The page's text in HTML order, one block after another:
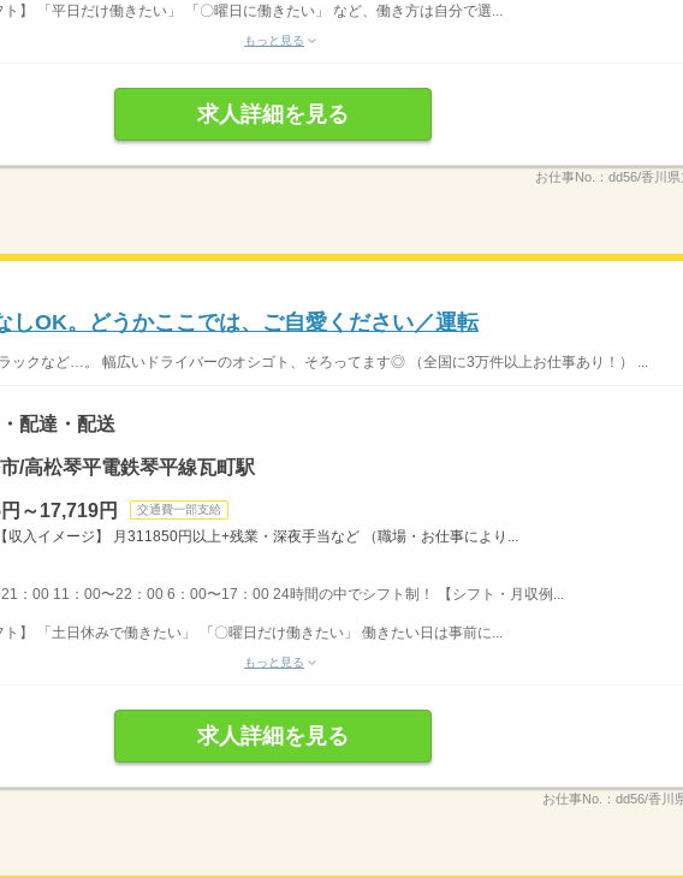
ト】 「平日だけ働きたい」 「〇曜日に働きたい」 など、働き方は自分で選...
もっと見る
求人詳細を見る
お仕事No.： dd56/香川
しOK。どうかここでは、ご自愛ください／運転
ックなど…。 幅広いドライバーのオシゴト、そろってます◎ （全国に3万件以上お仕事あり！） ...
配達・配送
/高松琴平電鉄琴平線瓦町駅
～17,719円 交通費一部支給
収入イメージ】 月311850円以上+残業・深夜手当など （職場・お仕事により...
：00 11：00〜22：00 6：00〜17：00 24時間の中でシフト制！ 【シフト・月収例...
ト】 「土日休みで働きたい」 「〇曜日だけ働きたい」 働きたい日は事前に...
もっと見る
求人詳細を見る
お仕事No.： dd56/香川